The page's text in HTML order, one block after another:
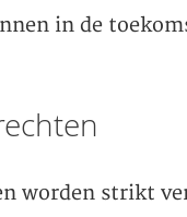
in de
worden strikt